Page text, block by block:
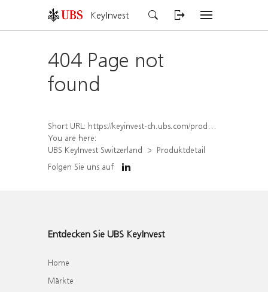
KeyInvest
404 Page not
found
Short URL: https://keyinvest-ch.ubs.com/produkt/detail/index/isin/CH1579754743
You are here:
UBS KeyInvest Switzerland
Produktdetail
Folgen Sie uns auf
Entdecken Sie UBS KeyInvest
Home
Märkte